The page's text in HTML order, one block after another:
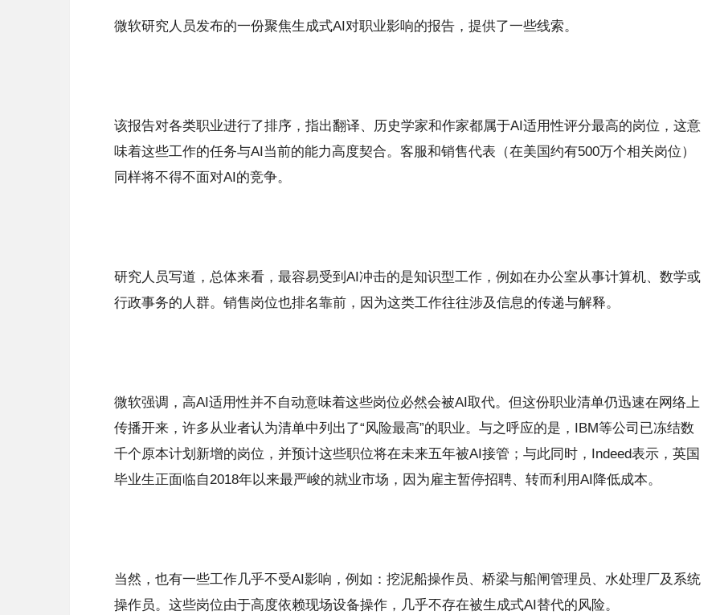
微软研究人员发布的一份聚焦生成式AI对职业影响的报告，提供了一些线索。
该报告对各类职业进行了排序，指出翻译、历史学家和作家都属于AI适用性评分最高的岗位，这意
味着这些工作的任务与AI当前的能力高度契合。客服和销售代表（在美国约有500万个相关岗位）
同样将不得不面对AI的竞争。
研究人员写道，总体来看，最容易受到AI冲击的是知识型工作，例如在办公室从事计算机、数学或
行政事务的人群。销售岗位也排名靠前，因为这类工作往往涉及信息的传递与解释。
微软强调，高AI适用性并不自动意味着这些岗位必然会被AI取代。但这份职业清单仍迅速在网络上
传播开来，许多从业者认为清单中列出了“风险最高”的职业。与之呼应的是，IBM等公司已冻结数
千个原本计划新增的岗位，并预计这些职位将在未来五年被AI接管；与此同时，Indeed表示，英国
毕业生正面临自2018年以来最严峻的就业市场，因为雇主暂停招聘、转而利用AI降低成本。
当然，也有一些工作几乎不受AI影响，例如：挖泥船操作员、桥梁与船闸管理员、水处理厂及系统
操作员。这些岗位由于高度依赖现场设备操作，几乎不存在被生成式AI替代的风险。